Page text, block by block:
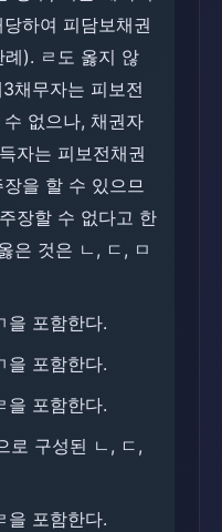
하여 피담보채권
). ㄹ도 옳지 않
채무자는 피보전
없으나, 채권자
자는 피보전채권
을 할 수 있으므
장할 수 없다고 한
은 것은 ㄴ, ㄷ, ㅁ
포함한다.
포함한다.
포함한다.
구성된 ㄴ, ㄷ,
포함한다.